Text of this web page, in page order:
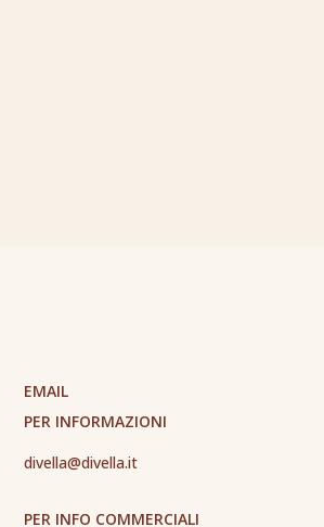
EMAIL
PER INFORMAZIONI
divella@divella.it
PER INFO COMMERCIALI